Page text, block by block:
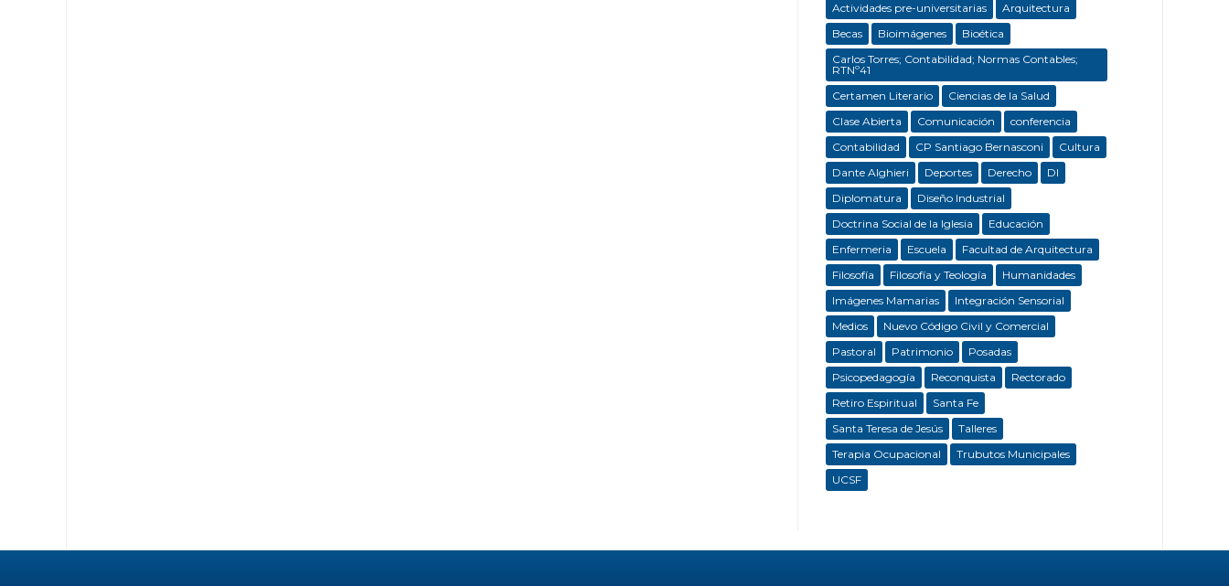
Actividades pre-universitarias
Arquitectura
Becas
Bioimágenes
Bioética
Carlos Torres; Contabilidad; Normas Contables;
RTNº41
Certamen Literario
Ciencias de la Salud
Clase Abierta
Comunicación
conferencia
Contabilidad
CP Santiago Bernasconi
Cultura
Dante Alghieri
Deportes Derecho
DI
Diplomatura
Diseño Industrial
Doctrina Social de la Iglesia
Educación
Enfermeria
Escuela
Facultad de Arquitectura
Filosofía
Filosofía y Teología
Humanidades
Imágenes Mamarias
Integración Sensorial
Medios
Nuevo Código Civil y Comercial
Pastoral
Patrimonio
Posadas
Psicopedagogía
Reconquista
Rectorado
Retiro Espiritual
Santa Fe
Santa Teresa de Jesús
Talleres
Terapia Ocupacional
Trubutos Municipales
UCSF